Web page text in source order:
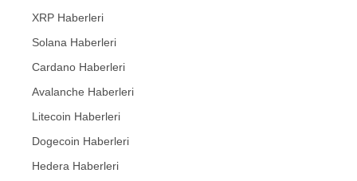
XRP Haberleri
Solana Haberleri
Cardano Haberleri
Avalanche Haberleri
Litecoin Haberleri
Dogecoin Haberleri
Hedera Haberleri